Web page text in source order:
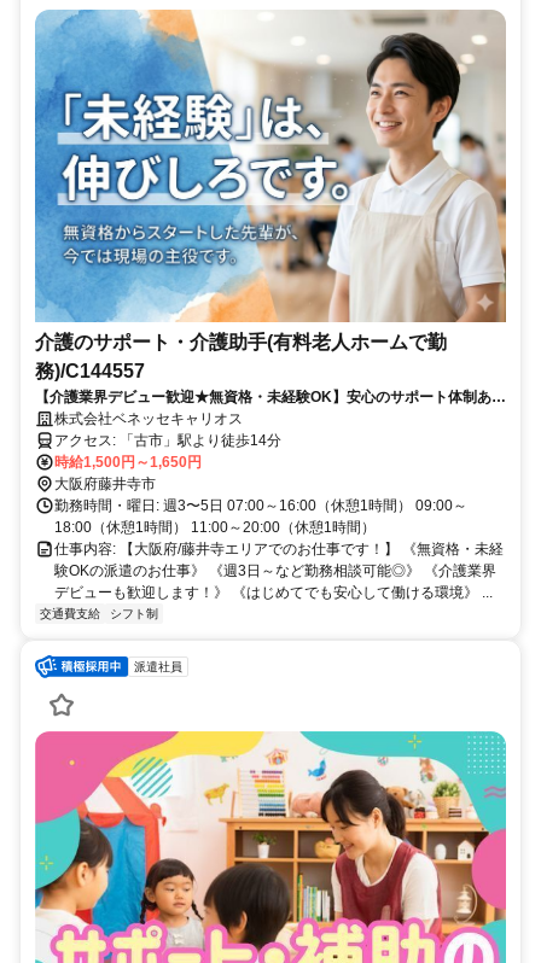
介護のサポート・介護助手(有料老人ホームで勤
務)/C144557
【介護業界デビュー歓迎★無資格・未経験OK】安心のサポート体制あり
★週3日～など勤務相談可！≪派遣介護職のお仕事≫
株式会社ベネッセキャリオス
アクセス: 「古市」駅より徒歩14分
時給1,500円～1,650円
大阪府藤井寺市
勤務時間・曜日: 週3〜5日 07:00～16:00（休憩1時間） 09:00～
18:00（休憩1時間） 11:00～20:00（休憩1時間）
仕事内容: 【大阪府/藤井寺エリアでのお仕事です！】 《無資格・未経
験OKの派遣のお仕事》 《週3日～など勤務相談可能◎》 《介護業界
デビューも歓迎します！》 《はじめてでも安心して働ける環境》 ...
交通費支給 シフト制
派遣社員